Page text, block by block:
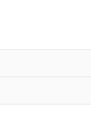
ること
共同利